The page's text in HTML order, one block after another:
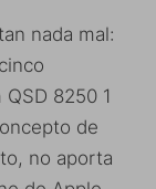
nada mal:
8250 1
de
no aporta